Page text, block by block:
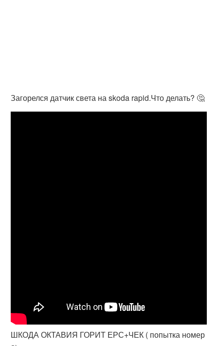
Загорелся датчик света на skoda rapid.Что делать? 🤔
ШКОДА ОКТАВИЯ ГОРИТ ЕРС+ЧЕК ( попытка номер